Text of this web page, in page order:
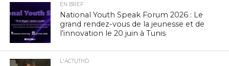
EN BREF
National Youth Speak Forum 2026 : Le
grand rendez-vous de la jeunesse et de
l’innovation le 20 juin à Tunis
L'ACTUTHD